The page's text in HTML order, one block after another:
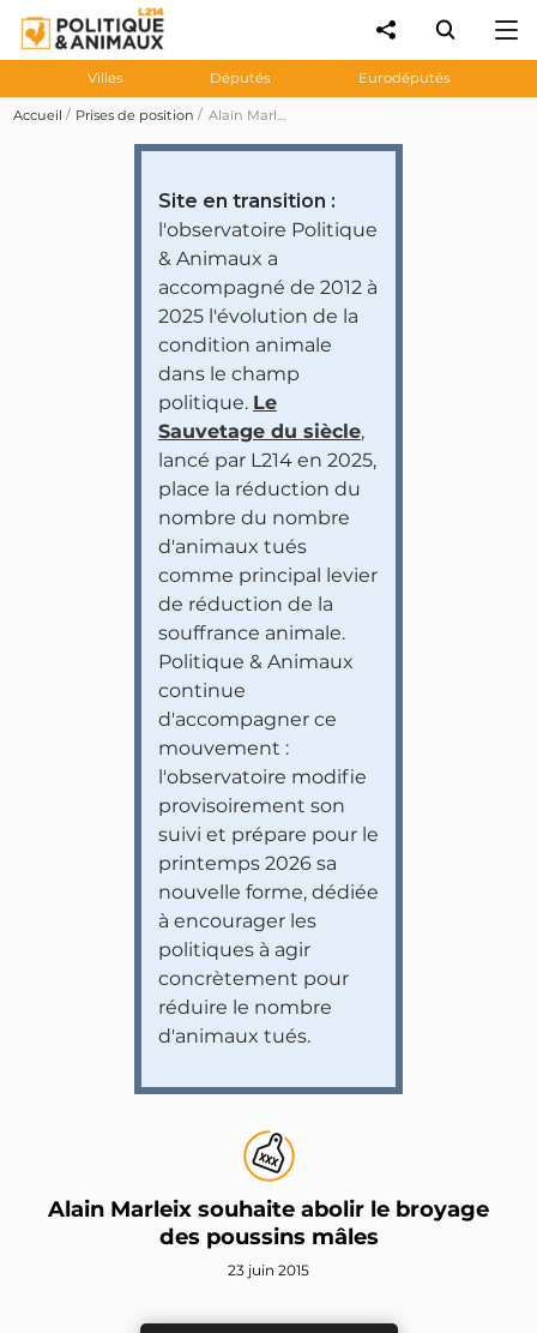
Villes Députés Eurodéputés
Accueil Prises de position Alain Marleix souhaite abolir le broyage des poussins mâles
Site en transition :
l'observatoire Politique
& Animaux a
accompagné de 2012 à
2025 l'évolution de la
condition animale
dans le champ
politique. Le
Sauvetage du siècle,
lancé par L214 en 2025,
place la réduction du
nombre du nombre
d'animaux tués
comme principal levier
de réduction de la
souffrance animale.
Politique & Animaux
continue
d'accompagner ce
mouvement :
l'observatoire modifie
provisoirement son
suivi et prépare pour le
printemps 2026 sa
nouvelle forme, dédiée
à encourager les
politiques à agir
concrètement pour
réduire le nombre
d'animaux tués.
Alain Marleix souhaite abolir le broyage
des poussins mâles
23 juin 2015